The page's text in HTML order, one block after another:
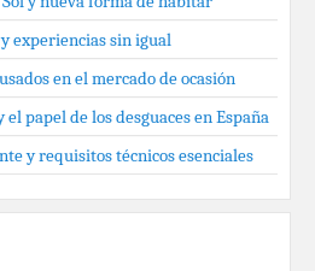
experiencias sin igual
en el mercado de ocasión
el papel de los desguaces en España
y requisitos técnicos esenciales